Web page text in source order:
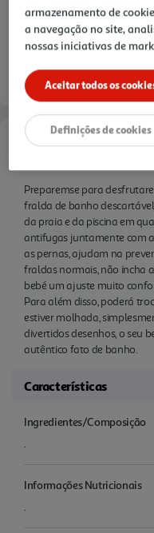
molhada, simplesmente
com os seus divertidos
sentirseá como se
banho.
Preparemse para
fralda de banho
da praia e da piscina em
antifugas juntamente com
as pernas, ajudam na
fraldas normais, não incha
bebé um ajuste muito
Para além disso, poderá
estiver molhada,
divertidos desenhos, o seu
autêntico fato de banho.
Características
Ingredientes/Composição
.
Informações Nutricionais
.
armazenamento de
a navegação no site,
nossas iniciativas de
Aceitar todos os
Definições de cookies